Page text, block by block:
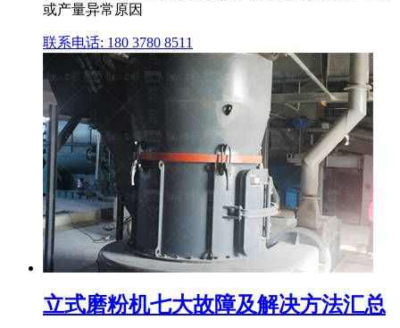
或产量异常原因
联系电话: 180 3780 8511
立式磨粉机七大故障及解决方法汇总